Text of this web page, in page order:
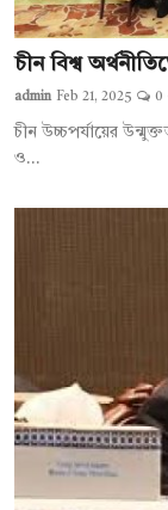
চীন বিশ্ব
admin Feb 21, 2025 0
চীন উচ্চপর্যায়ের
ও...